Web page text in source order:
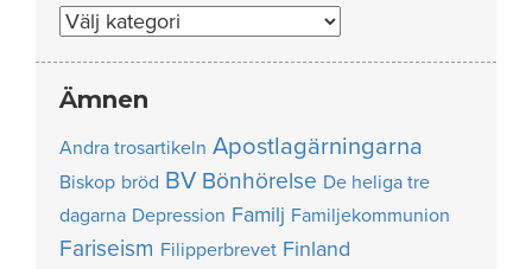
Nummer
Ämnen
Andra trosartikeln Apostlagärningarna
Biskop bröd BV Bönhörelse De heliga tre
dagarna Depression Familj Familjekommunion
Fariseism Filipperbrevet Finland